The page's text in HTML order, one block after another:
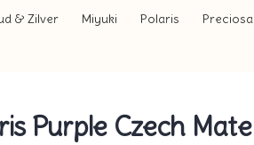
& Zilver Miyuki Polaris Preciosa
Purple Czech Mate